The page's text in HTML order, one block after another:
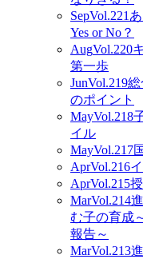
SepVol.221
Yes or No？
AugVol.220
第一歩
JunVol.219総
のポイント
MayVol.218
イル
MayVol.217
AprVol.216
AprVol.215
MarVol.214
む子の育成
報告～
MarVol.213